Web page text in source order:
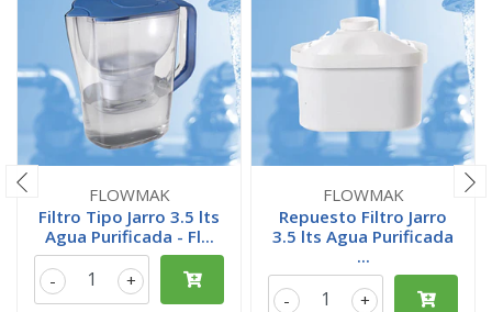
FLOWMAK
Filtro Tipo Jarro 3.5 lts
Agua Purificada - Fl...
+
-
FLOWMAK
Repuesto Filtro Jarro
3.5 lts Agua Purificada
...
+
-